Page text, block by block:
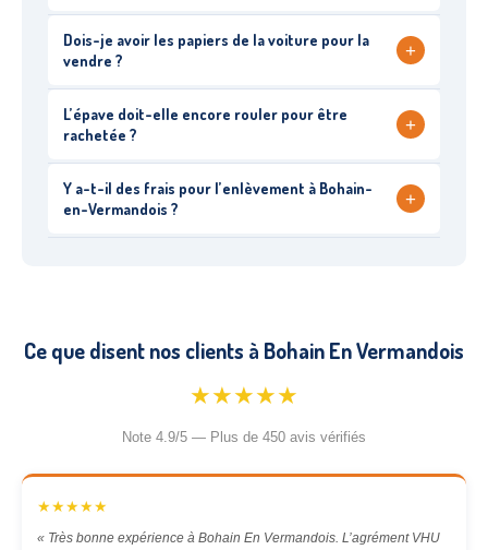
Dois-je avoir les papiers de la voiture pour la
vendre ?
+
L’épave doit-elle encore rouler pour être
rachetée ?
+
Y a-t-il des frais pour l’enlèvement à Bohain-
en-Vermandois ?
+
Ce que disent nos clients à Bohain En Vermandois
★★★★★
Note 4.9/5 — Plus de 450 avis vérifiés
★★★★★
« Très bonne expérience à Bohain En Vermandois. L’agrément VHU